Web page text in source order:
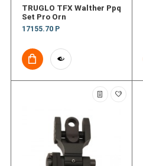
TRUGLO TFX Walther Ppq
Set Pro Orn
17155.70 Р